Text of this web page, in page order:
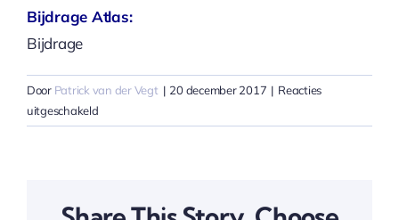
Bijdrage Atlas:
Bijdrage
Door Patrick van der Vegt | 20 december 2017 | Reacties
uitgeschakeldvoor
Kruidvat